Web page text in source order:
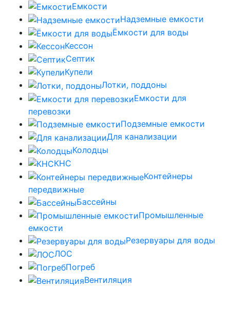
Емкости
Надземные емкости
Ёмкости для воды
Кессон
Септик
Купели
Лотки, поддоны
Емкости для
перевозки
Подземные емкости
Для канализации
Колодцы
КНС
Контейнеры
передвижные
Бассейны
Промышленные
емкости
Резервуары для воды
ЛОС
Погреб
Вентиляция